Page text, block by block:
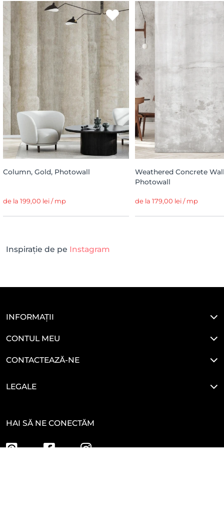
Column, Gold, Photowall
de la 199,00 lei / mp
Weathered Concrete
Photowall
de la 179,00 lei / mp
Inspirație de pe Instagram
INFORMAȚII
CONTUL MEU
CONTACTEAZĂ-NE
LEGALE
HAI SĂ NE CONECTĂM